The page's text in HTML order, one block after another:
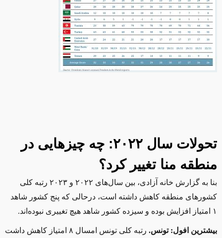
تحولات سال ۲۰۲۲: چه چیزهایی در
منطقه منا تغییر کرد؟
بنا به گزارش خانه آزادی، بین سال‌های ۲۰۲۲ و ۲۰۲۳ رتبه کلی
کشورهای منطقه کاهش داشته است، درحالی که پنج کشور شاهد
۱ امتیاز افزایش بوده و سیزده کشور شاهد هیچ تغییری نبوده‌اند.
بیشترین افول: تونس.
رتبه کلی تونس امسال ۸ امتیاز کاهش داشت